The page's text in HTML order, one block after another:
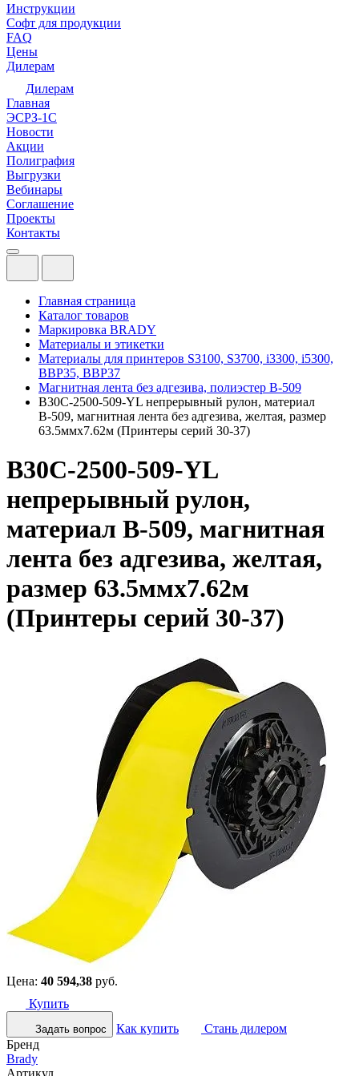
Инструкции
Софт для продукции
FAQ
Цены
Дилерам
Дилерам
Главная
ЭСРЗ-1С
Новости
Акции
Полиграфия
Выгрузки
Вебинары
Соглашение
Проекты
Контакты
Главная страница
Каталог товаров
Маркировка BRADY
Материалы и этикетки
Материалы для принтеров S3100, S3700, i3300, i5300,
BBP35, BBP37
Магнитная лента без адгезива, полиэстер В-509
B30C-2500-509-YL непрерывный рулон, материал
В-509, магнитная лента без адгезива, желтая, размер
63.5ммх7.62м (Принтеры серий 30-37)
B30C-2500-509-YL
непрерывный рулон,
материал В-509, магнитная
лента без адгезива, желтая,
размер 63.5ммх7.62м
(Принтеры серий 30-37)
Цена: 40 594,38 руб.
Купить
Задать вопрос Как купить
Стань дилером
Бренд
Brady
Артикул